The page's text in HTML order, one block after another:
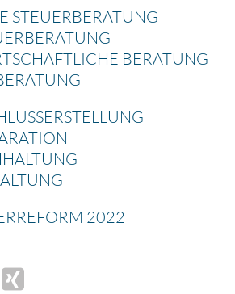
STEUER­BE­RA­TUNG
BERATUNG
2022